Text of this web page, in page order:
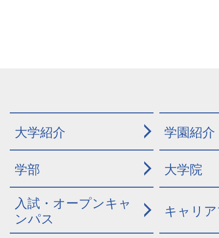
大学紹介 学園紹介
学部 大学院
入試・オープンキャ
ンパス
キャリ